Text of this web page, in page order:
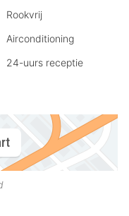
Rookvrij
Airconditioning
24-uurs receptie